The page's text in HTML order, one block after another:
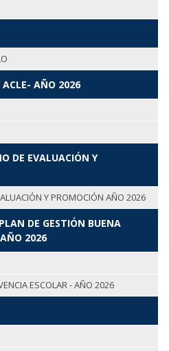
ACLE- AÑO 2026
DE EVALUACIÓN Y
Y PROMOCIÓN AÑO 2026
DE GESTIÓN BUENA
2026
ESCOLAR - AÑO 2026